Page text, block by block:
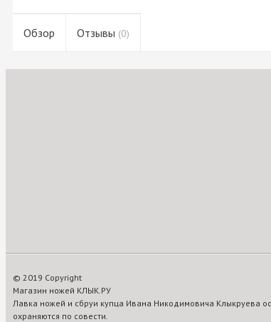
Обзор Отзывы (0)
© 2019 Copyright
Магазин ножей КЛЫК.РУ
Лавка ножей и сбруи купца Ивана Никодимовича Клыкруева
охраняются по совести.